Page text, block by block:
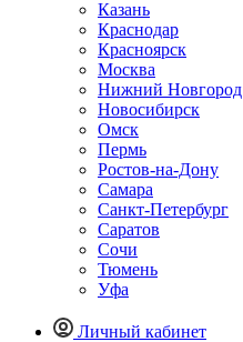
Казань
Краснодар
Красноярск
Москва
Нижний Новгород
Новосибирск
Омск
Пермь
Ростов-на-Дону
Самара
Санкт-Петербург
Саратов
Сочи
Тюмень
Уфа
Личный кабинет